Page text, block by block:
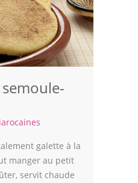
galette à la
manger au petit
servit chaude